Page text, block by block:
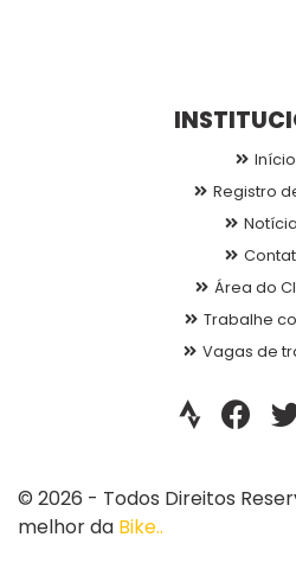
Início
Registro
Área do
Trabalhe
Vagas de
© 2026 - Todos Direitos
melhor da Bike..